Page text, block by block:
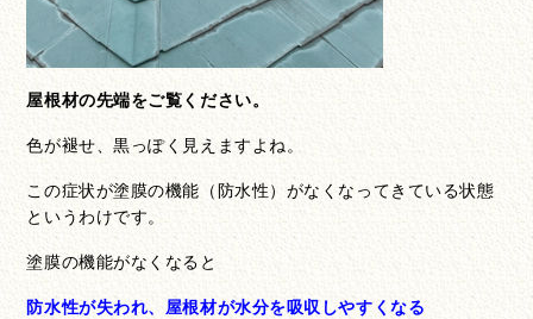
屋根材の先端をご覧ください。
色が褪せ、黒っぽく見えますよね。
この症状が塗膜の機能（防水性）がなくなってきている状態
というわけです。
塗膜の機能がなくなると
防水性が失われ、屋根材が水分を吸収しやすくなる